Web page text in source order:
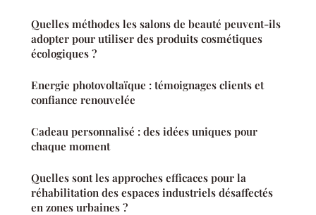
Quelles méthodes les salons de beauté peuvent-ils
adopter pour utiliser des produits cosmétiques
écologiques ?
Energie photovoltaïque : témoignages clients et
confiance renouvelée
Cadeau personnalisé : des idées uniques pour
chaque moment
Quelles sont les approches efficaces pour la
réhabilitation des espaces industriels désaffectés
en zones urbaines ?